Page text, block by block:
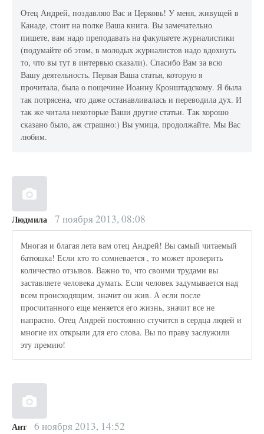
Отец Андрей, поздавляю Вас и Церковь! У меня, живущей в
Канаде, стоит на полке Ваша книга. Вы замечательно
пишете, вам надо преподавать на факультете журналистики
(подумайте об этом, в молодых журналистов надо вдохнуть
то, что вы тут в интервью сказали). Спасибо Вам за всю
Вашу деятельность. Первая Ваша статья, которую я
прочитала, была о пощечине Иоанну Кронштадскому. Я была
так потрясена, что даже останавливалась и переводила дух. И
так же читала некоторые Ваши другие статьи. Так хорошо
сказано было, аж страшно:) Вы умица, продолжайте. Мы Вас
любим.
Людмила 7 ноября 2013, 08:08
Многая и благая лета вам отец Андрей! Вы самый читаемый
батюшка! Если кто то сомневается , то может проверить
количество отзывов. Важно то, что своими трудами вы
заставляете человека думать. Если человек задумывается над
всем происходящим, значит он жив. А если после
просчитанного еще меняется его жизнь, значит все не
напрасно. Отец Андрей постоянно стучится в сердца людей и
многие их открыли для его слова. Вы по праву заслужили
эту премию!
Ант 6 ноября 2013, 14:52